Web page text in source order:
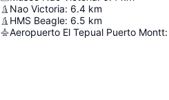
Nao Victoria: 6.4 km
HMS Beagle: 6.5 km
Aeropuerto El Tepual Puerto Montt: